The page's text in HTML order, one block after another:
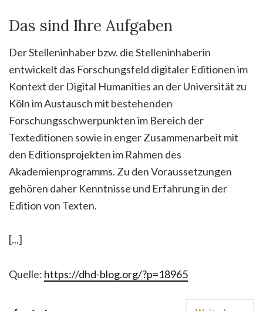
Das sind Ihre Aufgaben
Der Stelleninhaber bzw. die Stelleninhaberin
entwickelt das Forschungsfeld digitaler Editionen im
Kontext der Digital Humanities an der Universität zu
Köln im Austausch mit bestehenden
Forschungsschwerpunkten im Bereich der
Texteditionen sowie in enger Zusammenarbeit mit
den Editionsprojekten im Rahmen des
Akademienprogramms. Zu den Voraussetzungen
gehören daher Kenntnisse und Erfahrung in der
Edition von Texten.
[...]
Quelle: https://dhd-blog.org/?p=18965